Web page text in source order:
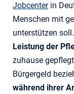
Jobcenterin
Menschen mit
unterstützen
Leistung der
zuhause
Bürgergeld
während ihrer